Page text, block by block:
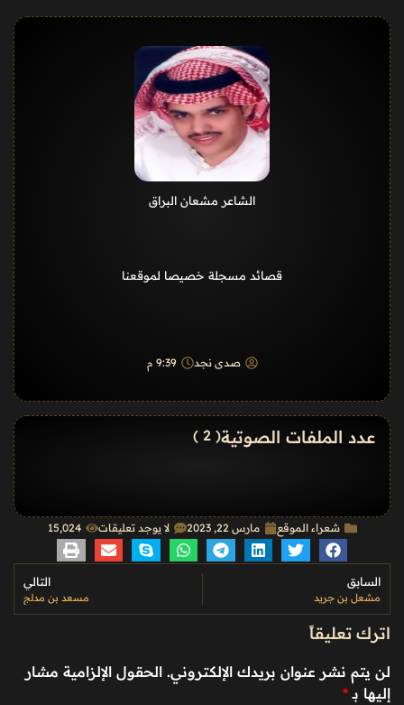
الشاعر مشعان البراق
قصائد مسجلة خصيصا لموقعنا
صدى نجد 9:39 م
عدد الملفات الصوتية( 2 )
شعراء الموقع مارس 22, 2023 لا يوجد تعليقات 15٬024
السابق
مشعل بن جريد
التالي
مسعد بن مدلج
اترك تعليقاً
لن يتم نشر عنوان بريدك الإلكتروني. الحقول الإلزامية مشار
إليها بـ *